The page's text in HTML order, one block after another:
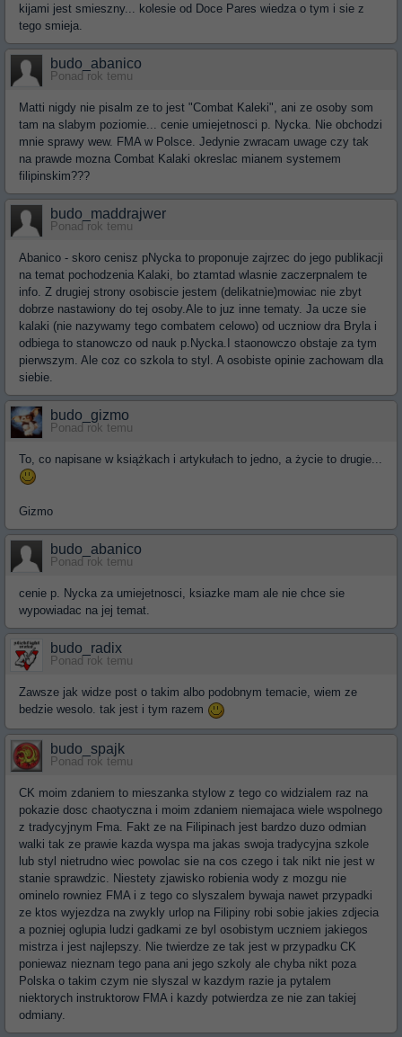
kijami jest smieszny... kolesie od Doce Pares wiedza o tym i sie z
tego smieja.
budo_abanico
Ponad rok temu
Matti nigdy nie pisalm ze to jest "Combat Kaleki", ani ze osoby som
tam na slabym poziomie... cenie umiejetnosci p. Nycka. Nie obchodzi
mnie sprawy wew. FMA w Polsce. Jedynie zwracam uwage czy tak
na prawde mozna Combat Kalaki okreslac mianem systemem
filipinskim???
budo_maddrajwer
Ponad rok temu
Abanico - skoro cenisz pNycka to proponuje zajrzec do jego publikacji
na temat pochodzenia Kalaki, bo ztamtad wlasnie zaczerpnalem te
info. Z drugiej strony osobiscie jestem (delikatnie)mowiac nie zbyt
dobrze nastawiony do tej osoby.Ale to juz inne tematy. Ja ucze sie
kalaki (nie nazywamy tego combatem celowo) od uczniow dra Bryla i
odbiega to stanowczo od nauk p.Nycka.I staonowczo obstaje za tym
pierwszym. Ale coz co szkola to styl. A osobiste opinie zachowam dla
siebie.
budo_gizmo
Ponad rok temu
To, co napisane w książkach i artykułach to jedno, a życie to drugie...
Gizmo
budo_abanico
Ponad rok temu
cenie p. Nycka za umiejetnosci, ksiazke mam ale nie chce sie
wypowiadac na jej temat.
budo_radix
Ponad rok temu
Zawsze jak widze post o takim albo podobnym temacie, wiem ze
bedzie wesolo. tak jest i tym razem
budo_spajk
Ponad rok temu
CK moim zdaniem to mieszanka stylow z tego co widzialem raz na
pokazie dosc chaotyczna i moim zdaniem niemajaca wiele wspolnego
z tradycyjnym Fma. Fakt ze na Filipinach jest bardzo duzo odmian
walki tak ze prawie kazda wyspa ma jakas swoja tradycyjna szkole
lub styl nietrudno wiec powolac sie na cos czego i tak nikt nie jest w
stanie sprawdzic. Niestety zjawisko robienia wody z mozgu nie
ominelo rowniez FMA i z tego co slyszalem bywaja nawet przypadki
ze ktos wyjezdza na zwykly urlop na Filipiny robi sobie jakies zdjecia
a pozniej oglupia ludzi gadkami ze byl osobistym uczniem jakiegos
mistrza i jest najlepszy. Nie twierdze ze tak jest w przypadku CK
poniewaz nieznam tego pana ani jego szkoly ale chyba nikt poza
Polska o takim czym nie slyszal w kazdym razie ja pytalem
niektorych instruktorow FMA i kazdy potwierdza ze nie zan takiej
odmiany.